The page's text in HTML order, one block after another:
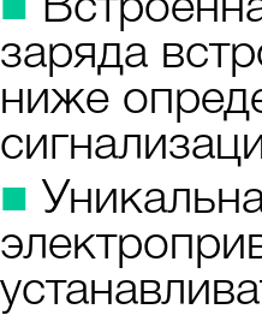
■
заряда
ниже
■